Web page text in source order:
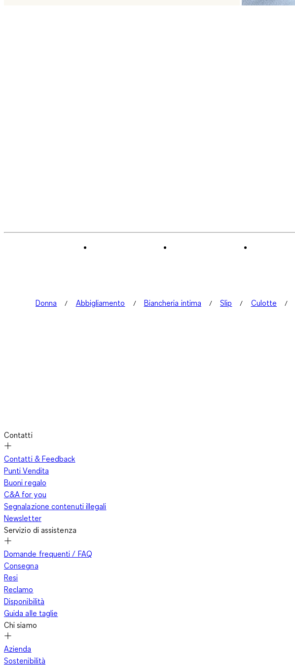
Donna Abbigliamento Biancheria intima Slip Culotte
Contatti
Contatti & Feedback
Punti Vendita
Buoni regalo
C&A for you
Segnalazione contenuti illegali
Newsletter
Servizio di assistenza
Domande frequenti / FAQ
Consegna
Resi
Reclamo
Disponibilità
Guida alle taglie
Chi siamo
Azienda
Sostenibilità